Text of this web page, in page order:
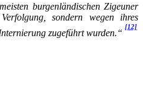
burgenländischen Zigeuner
sondern wegen ihres
zugeführt wurden.“
[12]